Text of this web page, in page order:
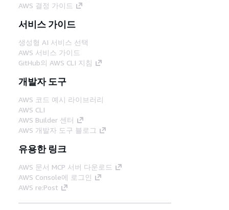
AWS 결정 가이드
서비스 가이드
생성형 AI 서비스 선택
AWS 서비스 가이드
GitHub의 AWS CLI 지침
개발자 도구
AWS 코드 예시 라이브러리
AWS CLI
AWS Builder 센터
AWS 개발자 도구 블로그
유용한 링크
AWS 문서 MCP 서버 다운로드
AWS Console에 로그인
AWS re:Post